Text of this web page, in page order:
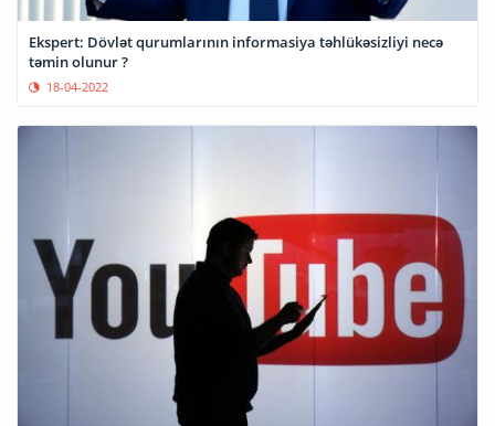
Ekspert: Dövlət qurumlarının informasiya təhlükəsizliyi necə
təmin olunur ?
18-04-2022